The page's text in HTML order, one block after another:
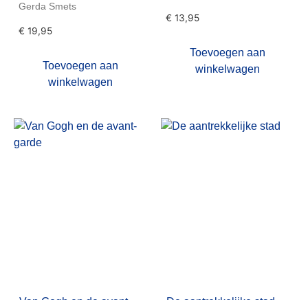
Gerda Smets
€ 19,95
Toevoegen aan
winkelwagen
€ 13,95
Toevoegen aan
winkelwagen